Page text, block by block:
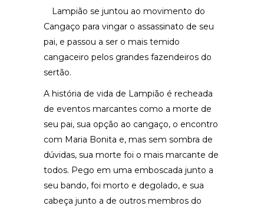
Lampião se juntou ao movimento do
Cangaço para vingar o assassinato de seu
pai, e passou a ser o mais temido
cangaceiro pelos grandes fazendeiros do
sertão.
A história de vida de Lampião é recheada
de eventos marcantes como a morte de
seu pai, sua opção ao cangaço, o encontro
com Maria Bonita e, mas sem sombra de
dúvidas, sua morte foi o mais marcante de
todos. Pego em uma emboscada junto a
seu bando, foi morto e degolado, e sua
cabeça junto a de outros membros do